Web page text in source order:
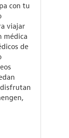
con tu
viajar
médica
de